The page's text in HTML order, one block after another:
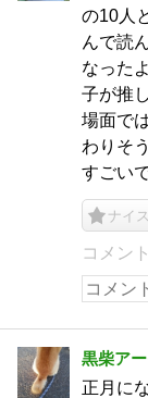
の10人
んで読
なった
子が推
場面で
わりそ
すごい
ナイス
コメン
黒柴ア
正月に